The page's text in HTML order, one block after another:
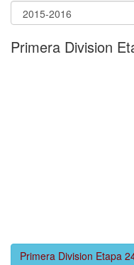
Primera Division
Primera Division Etapa